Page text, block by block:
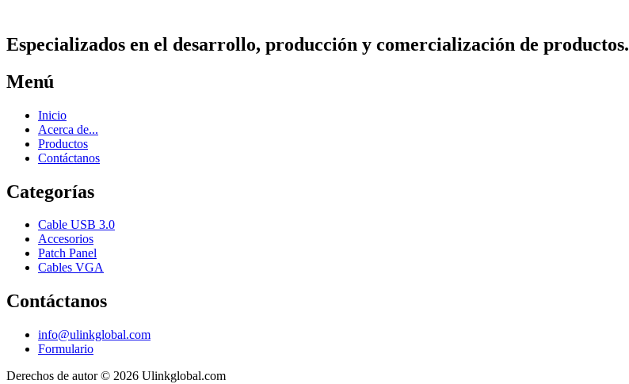
Especializados en el desarrollo, producción y comercialización de productos.
Menú
Inicio
Acerca de...
Productos
Contáctanos
Categorías
Cable USB 3.0
Accesorios
Patch Panel
Cables VGA
Contáctanos
info@ulinkglobal.com
Formulario
Derechos de autor © 2026 Ulinkglobal.com